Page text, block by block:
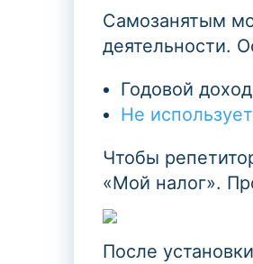
Самозанятым
деятельности.
Годовой
Не
Чтобы
«Мой налог».
После